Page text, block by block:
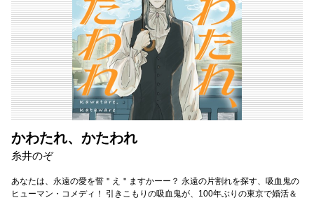
かわたれ、かたわれ
糸井のぞ
あなたは、永遠の愛を誓＂え＂ますかーー？ 永遠の片割れを探す、吸血鬼の
ヒューマン・コメディ！ 引きこもりの吸血鬼が、100年ぶりの東京で婚活＆